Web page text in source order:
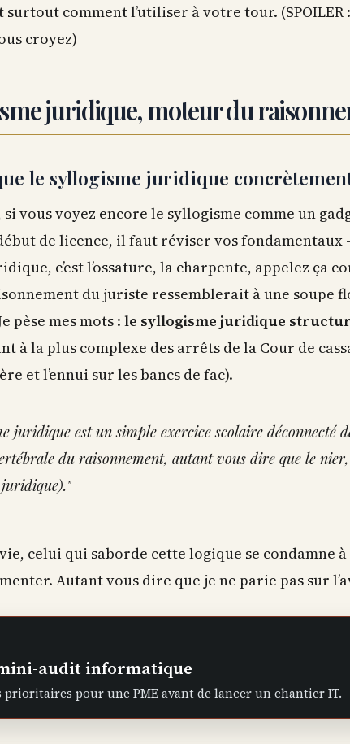
comment l’utiliser à votre tour. (SPOILER :
croyez)
juridique, moteur du
le syllogisme juridique
si vous voyez encore le syllogisme comme un
de licence, il faut réviser vos fondamentaux
c’est l’ossature, la charpente, appelez ça
du juriste ressemblerait à une soupe
pèse mes mots :le syllogisme juridique
à la plus complexe des arrêts de la Cour de
et l’ennui sur les bancs de fac).
juridique est un simple exercice scolaire déconnecté
du raisonnement, autant vous dire que le
celui qui saborde cette logique se condamne
Autant vous dire que je ne parie pas sur
audit informatique
prioritaires pour une PME avant de lancer un chantier IT.